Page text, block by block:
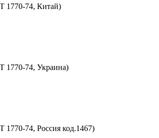
1770-74, Китай)
1770-74, Украина)
1770-74, Россия код.1467)